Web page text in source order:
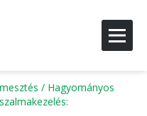
/ Hagyományos
: